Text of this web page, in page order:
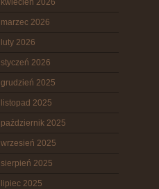
kwiecień 2026
marzec 2026
luty 2026
styczeń 2026
grudzień 2025
listopad 2025
październik 2025
wrzesień 2025
sierpień 2025
lipiec 2025